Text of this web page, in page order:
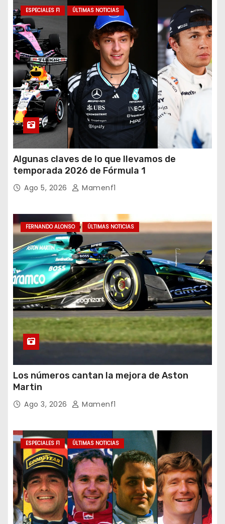
ESPECIALES F1 ÚLTIMAS NOTICIAS
Algunas claves de lo que llevamos de
temporada 2026 de Fórmula 1
Ago 5, 2026 Mamenf1
FERNANDO ALONSO ÚLTIMAS NOTICIAS
Los números cantan la mejora de Aston
Martin
Ago 3, 2026 Mamenf1
ESPECIALES F1 ÚLTIMAS NOTICIAS